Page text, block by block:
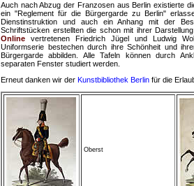
Auch nach Abzug der Franzosen aus Berlin existierte
ein "Reglement für die Bürgergarde zu Berlin"
Dienstinstruktion und auch ein Anhang mit der
Schriftstücken erstellten die schon mit ihrer
Online vertretenen Friedrich Jügel und Ludwig
Uniformserie bestechen durch ihre Schönheit und
Bürgergarde abbilden. Alle Tafeln können durch
separaten Fenster studiert werden.
Erneut danken wir der Kunstbibliothek Berlin für die
Oberst